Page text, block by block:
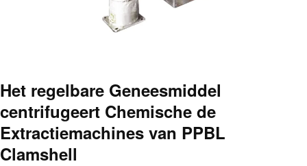
Het regelbare Geneesmiddel
centrifugeert Chemische de
Extractiemachines van PPBL
Clamshell